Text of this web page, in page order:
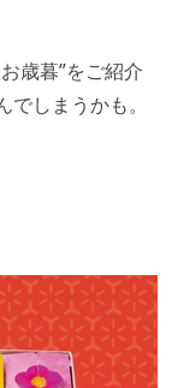
歳暮”をご紹介
しまうかも。